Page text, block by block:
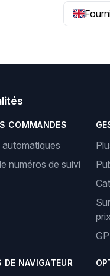
COMMANDES
numéros de suivi
prix
DE NAVIGATEUR